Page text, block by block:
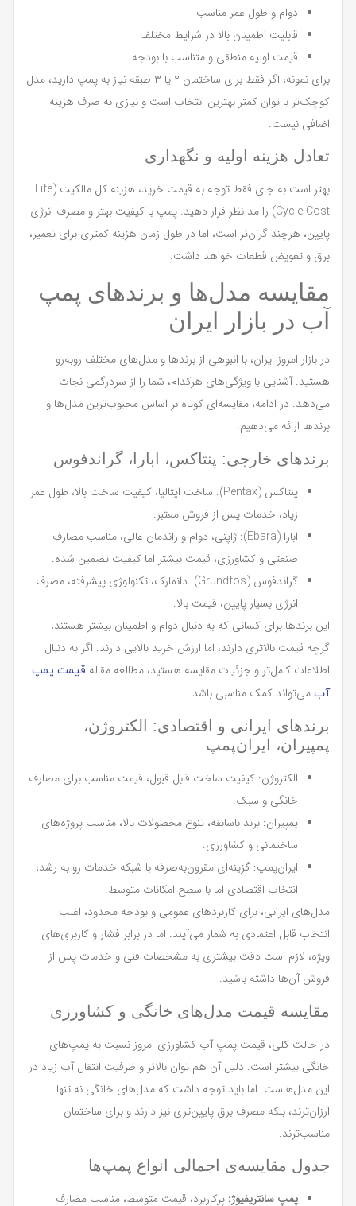
دوام و طول عمر مناسب
قابلیت اطمینان بالا در شرایط مختلف
قیمت اولیه منطقی و متناسب با بودجه
برای نمونه، اگر فقط برای ساختمان ۲ یا ۳ طبقه نیاز به پمپ دارید، مدل
کوچک‌تر با توان کمتر بهترین انتخاب است و نیازی به صرف هزینه
اضافی نیست.
تعادل هزینه اولیه و نگهداری
بهتر است به جای فقط توجه به قیمت خرید، هزینه کل مالکیت (Life
Cycle Cost) را مد نظر قرار دهید. پمپ با کیفیت بهتر و مصرف انرژی
پایین، هرچند گران‌تر است، اما در طول زمان هزینه کمتری برای تعمیر،
برق و تعویض قطعات خواهد داشت.
مقایسه مدل‌ها و برندهای پمپ
آب در بازار ایران
در بازار امروز ایران، با انبوهی از برندها و مدل‌های مختلف روبه‌رو
هستید. آشنایی با ویژگی‌های هرکدام، شما را از سردرگمی نجات
می‌دهد. در ادامه، مقایسه‌ای کوتاه بر اساس محبوب‌ترین مدل‌ها و
برندها ارائه می‌دهیم.
برندهای خارجی: پنتاکس، ابارا، گراندفوس
پنتاکس (Pentax): ساخت ایتالیا، کیفیت ساخت بالا، طول عمر
زیاد، خدمات پس از فروش معتبر.
ابارا (Ebara): ژاپنی، دوام و راندمان عالی، مناسب مصارف
صنعتی و کشاورزی، قیمت بیشتر اما کیفیت تضمین شده.
گراندفوس (Grundfos): دانمارک، تکنولوژی پیشرفته، مصرف
انرژی بسیار پایین، قیمت بالا.
این برندها برای کسانی که به دنبال دوام و اطمینان بیشتر هستند،
گرچه قیمت بالاتری دارند، اما ارزش خرید بالایی دارند. اگر به دنبال
اطلاعات کامل‌تر و جزئیات مقایسه هستید، مطالعه مقاله قیمت پمپ
آب می‌تواند کمک مناسبی باشد.
برندهای ایرانی و اقتصادی: الکتروژن،
پمپیران، ایران‌پمپ
الکتروژن: کیفیت ساخت قابل قبول، قیمت مناسب برای مصارف
خانگی و سبک.
پمپیران: برند باسابقه، تنوع محصولات بالا، مناسب پروژه‌های
ساختمانی و کشاورزی.
ایران‌پمپ: گزینه‌ای مقرون‌به‌صرفه با شبکه خدمات رو به رشد،
انتخاب اقتصادی اما با سطح امکانات متوسط.
مدل‌های ایرانی، برای کاربردهای عمومی و بودجه محدود، اغلب
انتخاب قابل اعتمادی به شمار می‌آیند. اما در برابر فشار و کاربری‌های
ویژه، لازم است دقت بیشتری به مشخصات فنی و خدمات پس از
فروش آن‌ها داشته باشید.
مقایسه قیمت مدل‌های خانگی و کشاورزی
در حالت کلی، قیمت پمپ آب کشاورزی امروز نسبت به پمپ‌های
خانگی بیشتر است. دلیل آن هم توان بالاتر و ظرفیت انتقال آب زیاد در
این مدل‌هاست. اما باید توجه داشت که مدل‌های خانگی نه تنها
ارزان‌ترند، بلکه مصرف برق پایین‌تری نیز دارند و برای ساختمان
مناسب‌ترند.
جدول مقایسه‌ی اجمالی انواع پمپ‌ها
پمپ سانتریفیوژ: پرکاربرد، قیمت متوسط، مناسب مصارف